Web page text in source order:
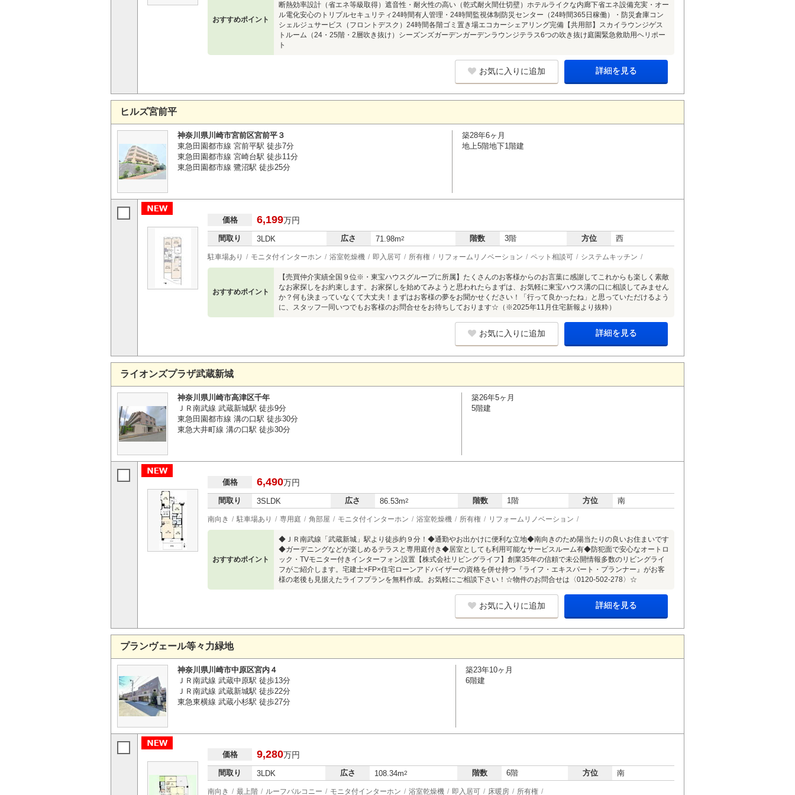
おすすめポイント
断熱効率設計（省エネ等級取得）遮音性・耐火性の高い（乾式耐火間仕切壁）ホテルライクな内廊下省エネ設備充実・オー
ル電化安心のトリプルセキュリティ24時間有人管理・24時間監視体制防災センター（24時間365日稼働）・防災倉庫コン
シェルジュサービス（フロントデスク）24時間各階ゴミ置き場エコカーシェアリング完備【共用部】スカイラウンジゲス
トルーム（24・25階・2層吹き抜け）シーズンズガーデンガーデンラウンジテラス6つの吹き抜け庭園緊急救助用ヘリポー
ト
お気に入りに追加 詳細を見る
ヒルズ宮前平
神奈川県川崎市宮前区宮前平３
東急田園都市線 宮前平駅 徒歩7分
東急田園都市線 宮崎台駅 徒歩11分
東急田園都市線 鷺沼駅 徒歩25分
築28年6ヶ月
地上5階地下1階建
価格 6,199万円
間取り 3LDK 広さ 71.98m2 階数 3階 方位 西
駐車場あり モニタ付インターホン 浴室乾燥機 即入居可 所有権 リフォームリノベーション ペット相談可 システムキッチン
おすすめポイント
【売買仲介実績全国９位※・東宝ハウスグループに所属】たくさんのお客様からのお言葉に感謝してこれからも楽しく素敵
なお家探しをお約束します。お家探しを始めてみようと思われたらまずは、お気軽に東宝ハウス溝の口に相談してみません
か？何も決まっていなくて大丈夫！まずはお客様の夢をお聞かせください！「行って良かったね」と思っていただけるよう
に、スタッフ一同いつでもお客様のお問合せをお待ちしております☆（※2025年11月住宅新報より抜粋）
お気に入りに追加 詳細を見る
ライオンズプラザ武蔵新城
神奈川県川崎市高津区千年
ＪＲ南武線 武蔵新城駅 徒歩9分
東急田園都市線 溝の口駅 徒歩30分
東急大井町線 溝の口駅 徒歩30分
築26年5ヶ月
5階建
価格 6,490万円
間取り 3SLDK 広さ 86.53m2 階数 1階 方位 南
南向き 駐車場あり 専用庭 角部屋 モニタ付インターホン 浴室乾燥機 所有権 リフォームリノベーション
おすすめポイント
◆ＪＲ南武線「武蔵新城」駅より徒歩約９分！◆通勤やお出かけに便利な立地◆南向きのため陽当たりの良いお住まいです
◆ガーデニングなどが楽しめるテラスと専用庭付き◆居室としても利用可能なサービスルーム有◆防犯面で安心なオートロ
ック・TVモニター付きインターフォン設置【株式会社リビングライフ】創業35年の信頼で未公開情報多数のリビングライ
フがご紹介します。宅建士×FP×住宅ローンアドバイザーの資格を併せ持つ『ライフ・エキスパート・プランナー』がお客
様の老後も見据えたライフプランを無料作成。お気軽にご相談下さい！☆物件のお問合せは〈0120-502-278〉☆
お気に入りに追加 詳細を見る
プランヴェール等々力緑地
神奈川県川崎市中原区宮内４
ＪＲ南武線 武蔵中原駅 徒歩13分
ＪＲ南武線 武蔵新城駅 徒歩22分
東急東横線 武蔵小杉駅 徒歩27分
築23年10ヶ月
6階建
価格 9,280万円
間取り 3LDK 広さ 108.34m2 階数 6階 方位 南
南向き 最上階 ルーフバルコニー モニタ付インターホン 浴室乾燥機 即入居可 床暖房 所有権